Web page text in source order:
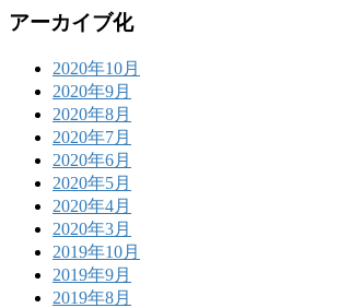
アーカイブ化
2020年10月
2020年9月
2020年8月
2020年7月
2020年6月
2020年5月
2020年4月
2020年3月
2019年10月
2019年9月
2019年8月